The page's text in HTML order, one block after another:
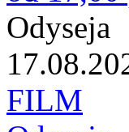
Odyseja
FILM